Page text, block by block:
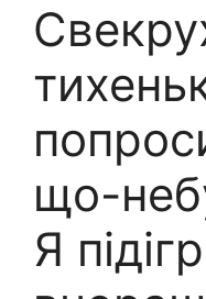
що-
Я